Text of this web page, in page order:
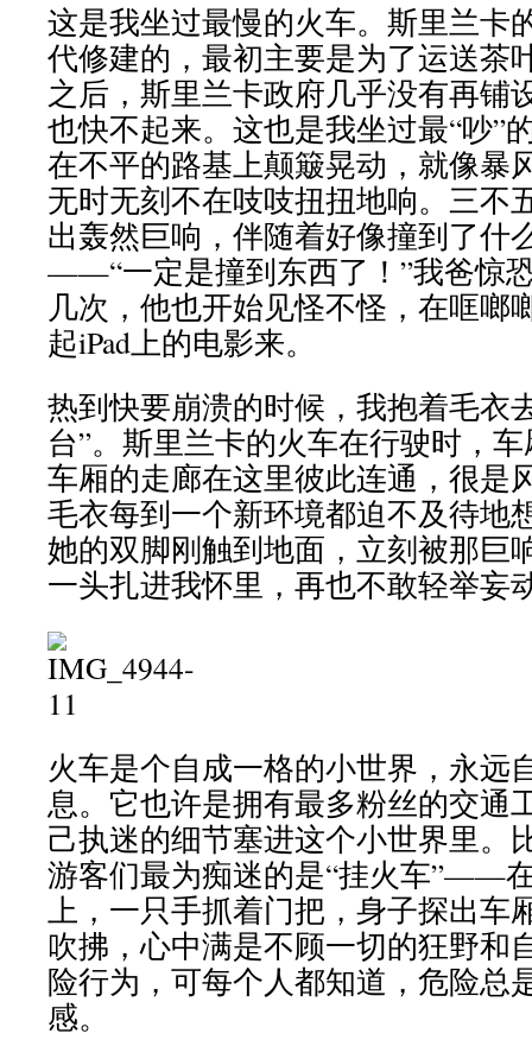
这是我坐过最慢的火车。斯里兰卡
代修建的，最初主要是为了运送茶
之后，斯里兰卡政府几乎没有再铺
也快不起来。这也是我坐过最“吵
在不平的路基上颠簸晃动，就像暴
无时无刻不在吱吱扭扭地响。三不
出轰然巨响，伴随着好像撞到了什
——“一定是撞到东西了！”我爸惊
几次，他也开始见怪不怪，在哐啷
起iPad上的电影来。
热到快要崩溃的时候，我抱着毛衣
台”。斯里兰卡的火车在行驶时，
车厢的走廊在这里彼此连通，很是
毛衣每到一个新环境都迫不及待地
她的双脚刚触到地面，立刻被那巨
一头扎进我怀里，再也不敢轻举妄
火车是个自成一格的小世界，永远
息。它也许是拥有最多粉丝的交通
己执迷的细节塞进这个小世界里。
游客们最为痴迷的是“挂火车”——
上，一只手抓着门把，身子探出车
吹拂，心中满是不顾一切的狂野和
险行为，可每个人都知道，危险总
感。